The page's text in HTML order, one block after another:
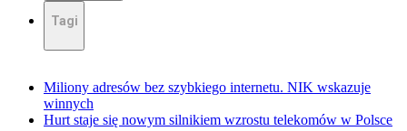
Tagi
Miliony adresów bez szybkiego internetu. NIK wskazuje
winnych
Hurt staje się nowym silnikiem wzrostu telekomów w Polsce